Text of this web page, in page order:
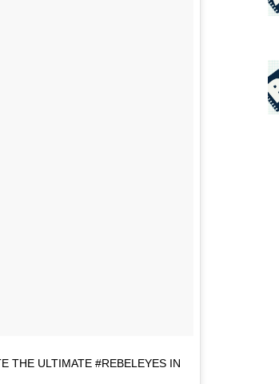
THE ULTIMATE #REBELEYES IN